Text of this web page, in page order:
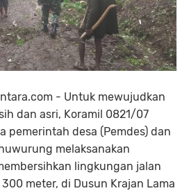
- Untuk mewujudkan
dan asri, Koramil 0821/07
pemerintah desa (Pemdes) dan
melaksanakan
lingkungan jalan
meter, di Dusun Krajan Lama